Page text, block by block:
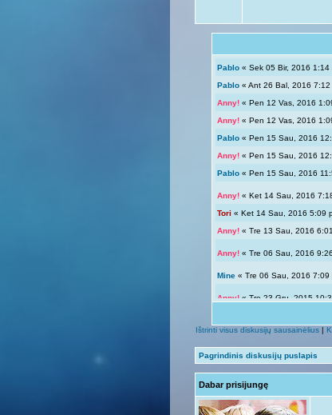
Pablo « Sek 05 Bir, 2016
Pablo « Ant 26 Bal, 2016
Anny! « Pen 12 Vas, 2016
Anny! « Pen 12 Vas, 2016
Pablo « Pen 15 Sau, 2016
Anny! « Pen 15 Sau, 2016
Pablo « Pen 15 Sau, 2016
Anny! « Ket 14 Sau, 2016
Tori « Ket 14 Sau, 2016
Anny! « Tre 13 Sau, 2016
Anny! « Tre 06 Sau, 2016
Mine « Tre 06 Sau, 2016
Anny! « Tre 23 Gru, 2015
Anny!« Sek 13 Rgs, 2015
Giedryte.« Sek 13 Rgs,
Anny!« Pir 07 Rgs, 2015
Ištrinti visus diskusijų sausainėlius |
Pagrindinis diskusijų puslapis
Dabar prisijungę